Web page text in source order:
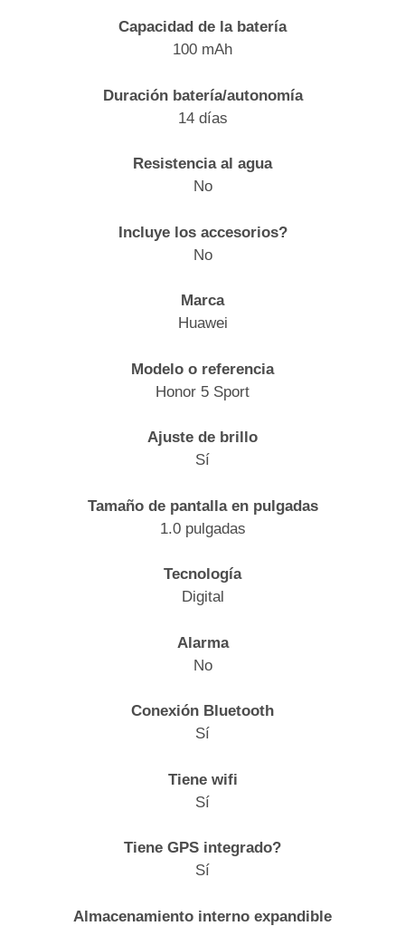
Capacidad de la batería
100 mAh
Duración batería/autonomía
14 días
Resistencia al agua
No
Incluye los accesorios?
No
Marca
Huawei
Modelo o referencia
Honor 5 Sport
Ajuste de brillo
Sí
Tamaño de pantalla en pulgadas
1.0 pulgadas
Tecnología
Digital
Alarma
No
Conexión Bluetooth
Sí
Tiene wifi
Sí
Tiene GPS integrado?
Sí
Almacenamiento interno expandible